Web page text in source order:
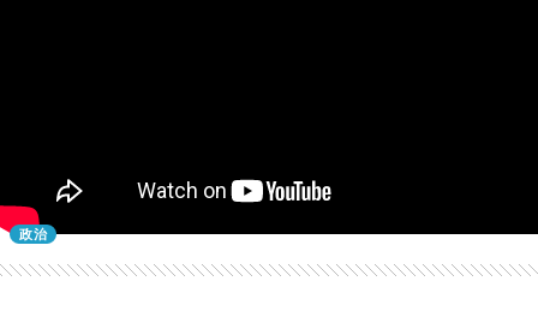
政治